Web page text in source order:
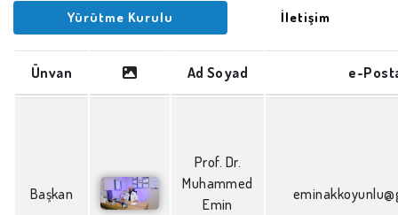
Yürütme Kurulu İletişim
Ünvan Ad Soyad e-
Başkan
Prof. Dr.
Muhammed
Emin